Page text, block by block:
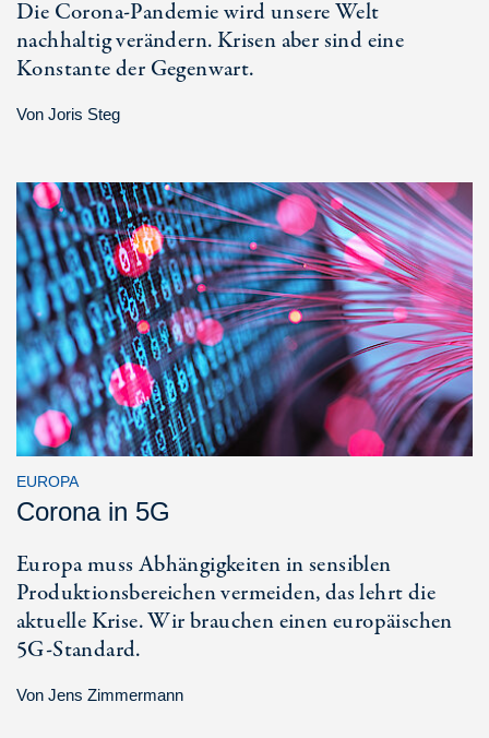
Die Corona-Pandemie wird unsere Welt
nachhaltig verändern. Krisen aber sind eine
Konstante der Gegenwart.
Von Joris Steg
EUROPA
Corona in 5G
Europa muss Abhängigkeiten in sensiblen
Produktionsbereichen vermeiden, das lehrt die
aktuelle Krise. Wir brauchen einen europäischen
5G-Standard.
Von Jens Zimmermann